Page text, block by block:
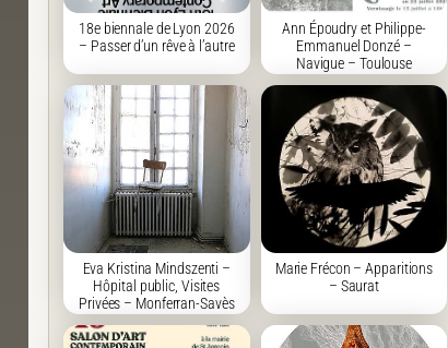
18e biennale de Lyon 2026
– Passer d’un rêve à l’autre
Ann Époudry et Philippe-
Emmanuel Donzé –
Navigue – Toulouse
Eva Kristina Mindszenti –
Hôpital public, Visites
Privées – Monferran-Savès
Marie Frécon – Apparitions
– Saurat